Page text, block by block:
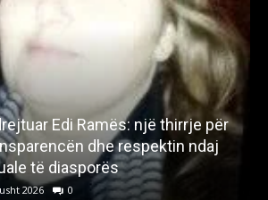
Edi Ramës: një thirrje për
dhe respektin ndaj
të diasporës
2026 0